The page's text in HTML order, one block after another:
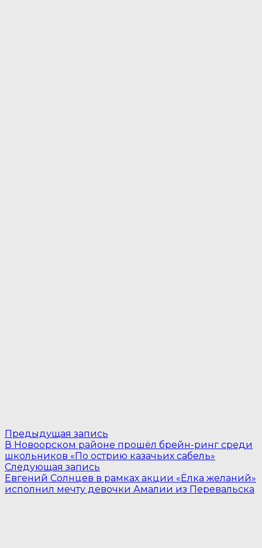
Навигация
по
записям
Предыдущая запись
запись:
В Новоорском районе прошёл брейн-ринг среди
школьников «По острию казачьих сабель»
Следующая запись
запись:
Евгений Солнцев в рамках акции «Ёлка желаний»
исполнил мечту девочки Амалии из Перевальска